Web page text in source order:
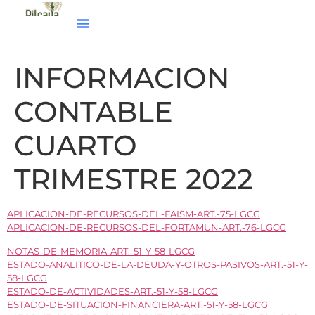
INFORMACION
CONTABLE
CUARTO
TRIMESTRE 2022
APLICACION-DE-RECURSOS-DEL-FAISM-ART.-75-LGCG
APLICACION-DE-RECURSOS-DEL-FORTAMUN-ART.-76-LGCG
NOTAS-DE-MEMORIA-ART.-51-Y-58-LGCG
ESTADO-ANALITICO-DE-LA-DEUDA-Y-OTROS-PASIVOS-ART.-51-Y-
58-LGCG
ESTADO-DE-ACTIVIDADES-ART.-51-Y-58-LGCG
ESTADO-DE-SITUACION-FINANCIERA-ART.-51-Y-58-LGCG